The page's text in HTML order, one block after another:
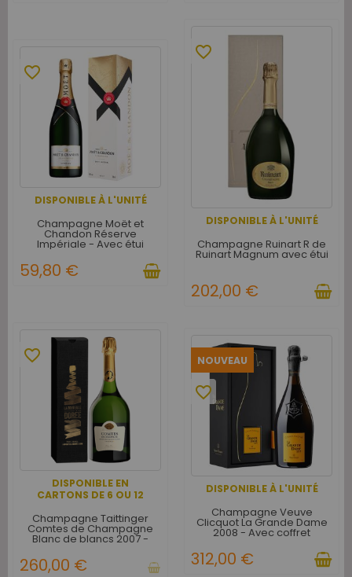
DISPONIBLE À L'UNITÉ
favorite_border
Champagne Moët et
Chandon Réserve
Impériale - Avec étui
59,80 €
DISPONIBLE À L'UNITÉ
favorite_border
Champagne Ruinart R de
Ruinart Magnum avec étui
202,00 €
DISPONIBLE EN
CARTONS DE 6 OU 12
favorite_border
Champagne Taittinger
Comtes de Champagne
Blanc de blancs 2007 -
bouteilles
260,00 €
NOUVEAU
DISPONIBLE À L'UNITÉ
favorite_border
Champagne Veuve
Clicquot La Grande Dame
2008 - Avec coffret
312,00 €